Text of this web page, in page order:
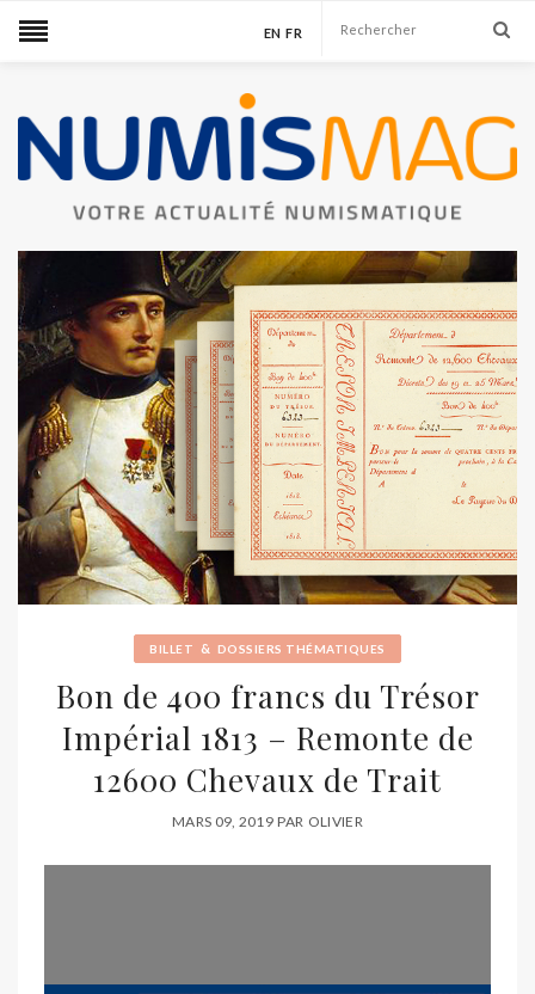
EN FR
BILLET & DOSSIERS THÉMATIQUES
Bon de 400 francs du Trésor
Impérial 1813 – Remonte de
12600 Chevaux de Trait
MARS 09, 2019 PAR OLIVIER